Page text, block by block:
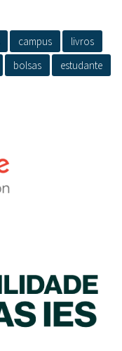
campus
livros
bolsas
estudante